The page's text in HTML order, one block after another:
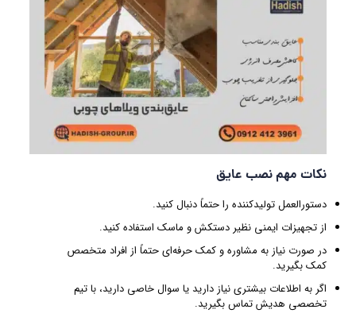
نکات مهم نصب عایق
دستورالعمل تولیدکننده را حتماً دنبال کنید.
از تجهیزات ایمنی نظیر دستکش و ماسک استفاده کنید.
در صورت نیاز به مشاوره و کمک حرفه‌ای حتماً از افراد متخصص
کمک بگیرید.
اگر به اطلاعات بیشتری نیاز دارید یا سوال خاصی دارید، با تیم
تخصصی هدیش تماس بگیرید.